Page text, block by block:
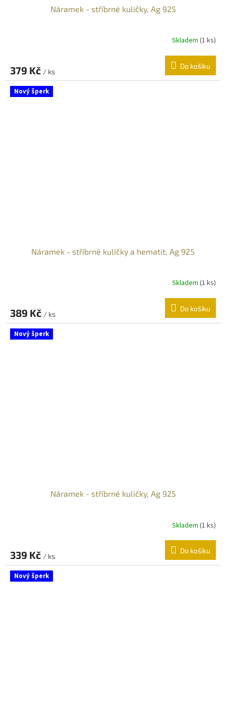
Náramek - stříbrné kuličky, Ag 925
Skladem (1 ks)
379 Kč / ks
Do košíku
Nový šperk
Náramek - stříbrné kuličky a hematit, Ag 925
Skladem (1 ks)
389 Kč / ks
Do košíku
Nový šperk
Náramek - stříbrné kuličky, Ag 925
Skladem (1 ks)
339 Kč / ks
Do košíku
Nový šperk